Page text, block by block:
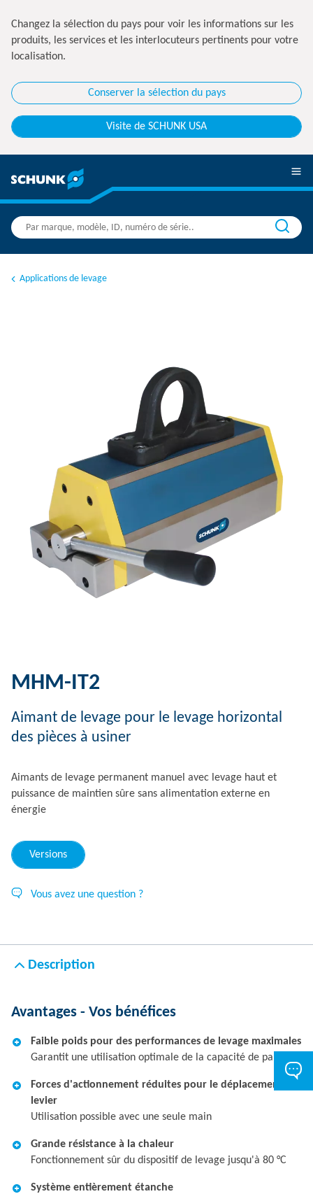
Changez la sélection du pays pour voir les informations sur les
produits, les services et les interlocuteurs pertinents pour votre
localisation.
Conserver la sélection du pays
Visite de SCHUNK USA
Applications de levage
MHM-IT2
Aimant de levage pour le levage horizontal
des pièces à usiner
Aimants de levage permanent manuel avec levage haut et
puissance de maintien sûre sans alimentation externe en
énergie
Versions
Vous avez une question ?
Description
Avantages - Vos bénéfices
Faible poids pour des performances de levage maximales
Garantit une utilisation optimale de la capacité de palan
Forces d'actionnement réduites pour le déplacement du
levier
Utilisation possible avec une seule main
Grande résistance à la chaleur
Fonctionnement sûr du dispositif de levage jusqu'à 80 °C
Système entièrement étanche